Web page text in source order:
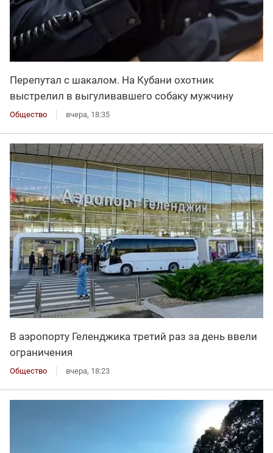
Перепутал с шакалом. На Кубани охотник
выстрелил в выгуливавшего собаку мужчину
Общество вчера, 18:35
В аэропорту Геленджика третий раз за день ввели
ограничения
Общество вчера, 18:23